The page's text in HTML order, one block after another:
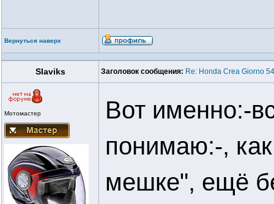
Вернуться наверх
Slaviks Заголовок сообщения: Re: Honda Crea Giorno
Мотомастер
Вот именно:-
понимаю:-,
мешке", ещё